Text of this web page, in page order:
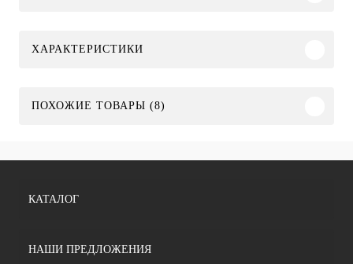
ХАРАКТЕРИСТИКИ
ПОХОЖИЕ ТОВАРЫ (8)
КАТАЛОГ
НАШИ ПРЕДЛОЖЕНИЯ